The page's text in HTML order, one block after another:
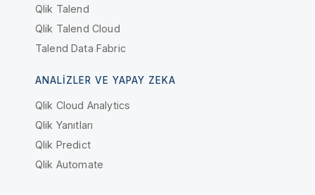
Qlik Talend
Qlik Talend Cloud
Talend Data Fabric
ANALIZLER VE YAPAY ZEKA
Qlik Cloud Analytics
Qlik Yanıtları
Qlik Predict
Qlik Automate